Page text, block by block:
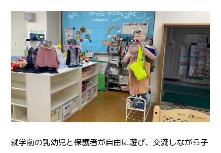
就学前の乳幼児と保護者が自由に遊び、交流しながら子